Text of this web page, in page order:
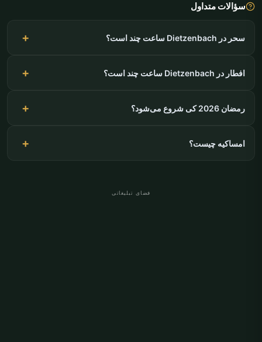
سؤالات متداول
سحر در Dietzenbach ساعت چند است؟
افطار در Dietzenbach ساعت چند است؟
رمضان 2026 کی شروع می‌شود؟
امساکیه چیست؟
فضای تبلیغاتی